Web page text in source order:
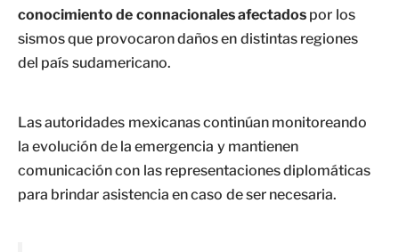
conocimiento de connacionales afectadospor los
sismos que provocaron daños en distintas regiones
del país sudamericano.
Las autoridades mexicanas continúan monitoreando
la evolución de la emergencia y mantienen
comunicación con las representaciones diplomáticas
para brindar asistencia en caso de ser necesaria.